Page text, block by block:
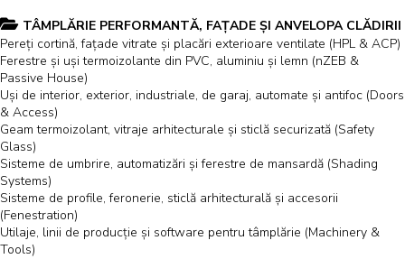
TÂMPLĂRIE PERFORMANTĂ, FAȚADE ȘI ANVELOPA CLĂDIRII
Pereți cortină, fațade vitrate și placări exterioare ventilate (HPL & ACP)
Ferestre și uși termoizolante din PVC, aluminiu și lemn (nZEB &
Passive House)
Uși de interior, exterior, industriale, de garaj, automate și antifoc (Doors
& Access)
Geam termoizolant, vitraje arhitecturale și sticlă securizată (Safety
Glass)
Sisteme de umbrire, automatizări și ferestre de mansardă (Shading
Systems)
Sisteme de profile, feronerie, sticlă arhitecturală și accesorii
(Fenestration)
Utilaje, linii de producție și software pentru tâmplărie (Machinery &
Tools)